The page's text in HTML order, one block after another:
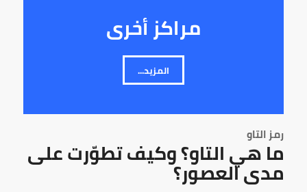
مراكز أخرى
المزيد...
رمز التاو
ما هي التاو؟ وكيف تطوّرت على
مدى العصور؟